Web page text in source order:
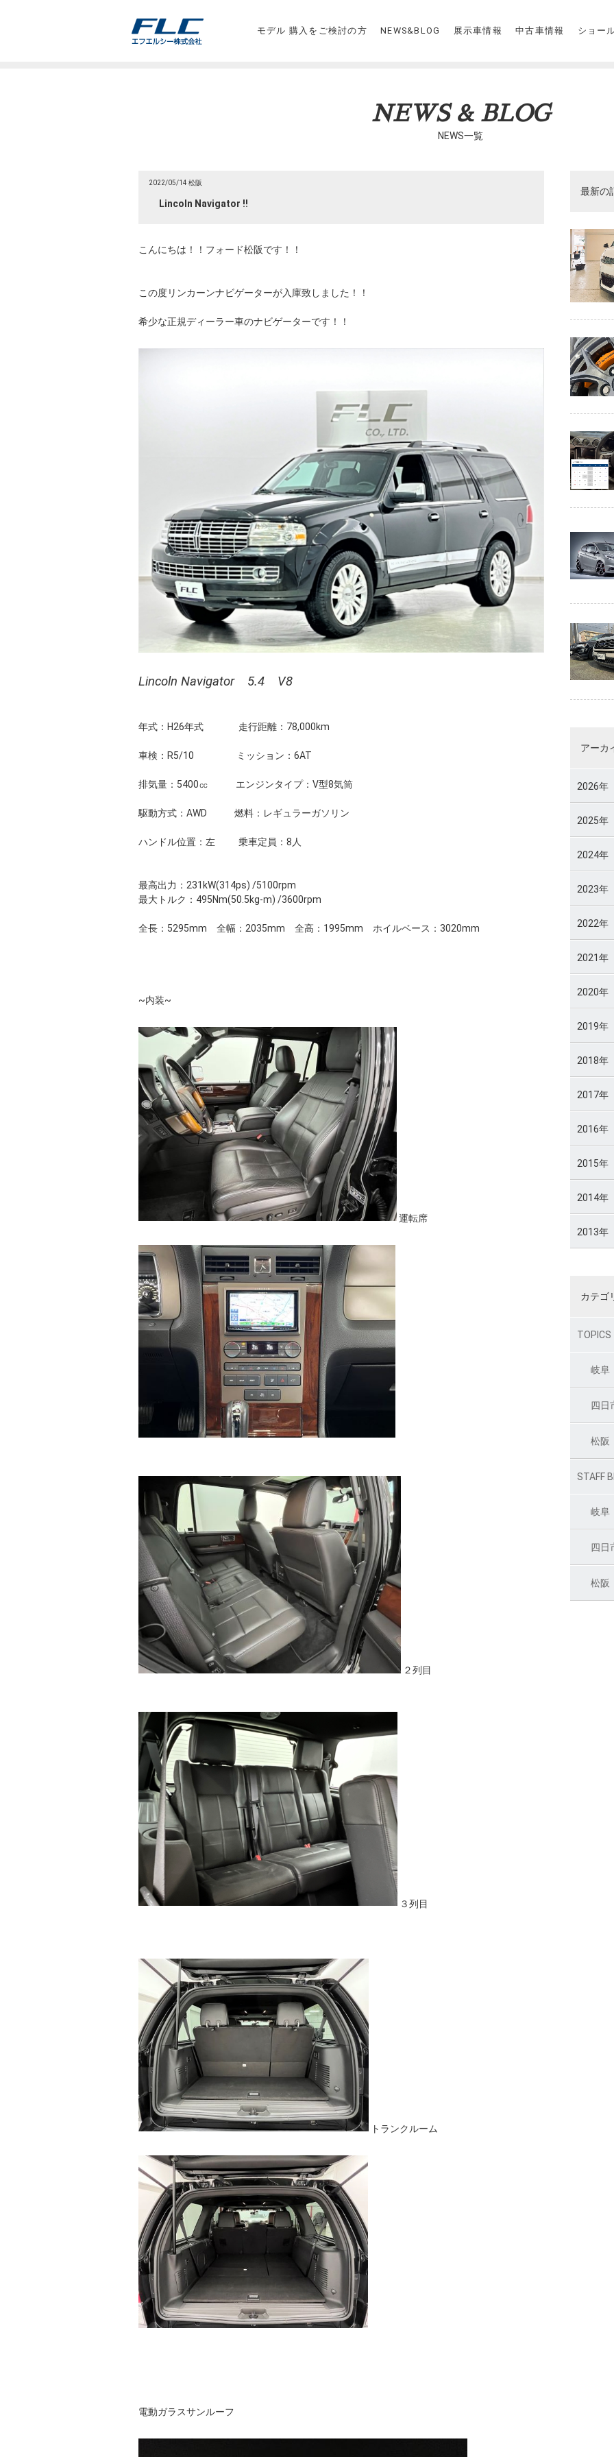
モデル 購入をご検討の方 NEWS&BLOG 展示車情報 中古車情報 ショー
NEWS & BLOG
NEWS一覧
2022/05/14 松阪
Lincoln Navigator !!
こんにちは！！フォード松阪です！！
この度リンカーンナビゲーターが入庫致しました！！
希少な正規ディーラー車のナビゲーターです！！
Lincoln Navigator 5.4 V8
年式：H26年式 走行距離：78,000km
車検：R5/10 ミッション：6AT
排気量：5400㏄ エンジンタイプ：V型8気筒
駆動方式：AWD 燃料：レギュラーガソリン
ハンドル位置：左 乗車定員：8人
最高出力：231kW(314ps) /5100rpm
最大トルク：495Nm(50.5kg-m) /3600rpm
全長：5295mm 全幅：2035mm 全高：1995mm ホイルベース：3020mm
~内装~
運転席
２列目
３列目
トランクルーム
電動ガラスサンルーフ
最新の
アーカ
2026年
2025年
2024年
2023年
2022年
2021年
2020年
2019年
2018年
2017年
2016年
2015年
2014年
2013年
カテゴ
TOPICS
岐阜
四日
松阪
STAFF
岐阜
四日
松阪